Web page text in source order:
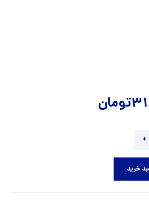
تومان
+
خرید